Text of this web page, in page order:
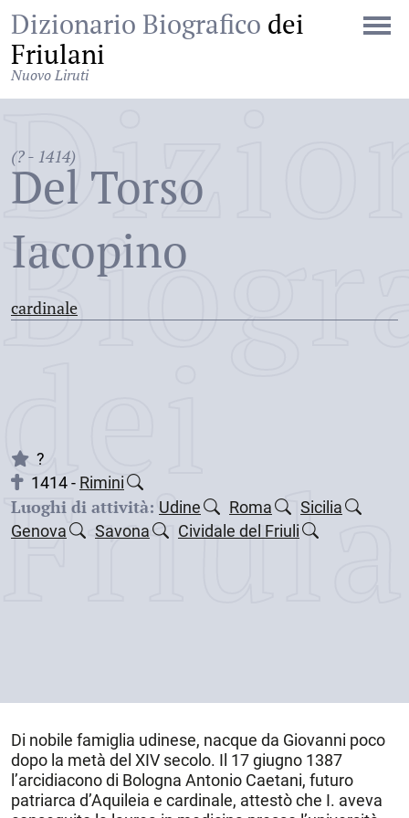
Dizionario Biografico dei
Friulani
Nuovo Liruti
(? - 1414)
Del Torso
Iacopino
cardinale
dei
?
1414 - Rimini
Luoghi di attività: Udine Roma
Sicilia
Genova
Savona Cividale del Friuli
Di nobile famiglia udinese, nacque da Giovanni poco
dopo la metà del XIV secolo. Il 17 giugno 1387
l’arcidiacono di Bologna Antonio Caetani, futuro
patriarca d’Aquileia e cardinale, attestò che I. aveva